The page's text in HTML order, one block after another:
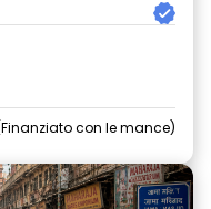
Finanziato con le mance